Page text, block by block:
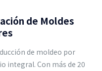
de Moldes
de moldeo por
integral. Con más de 20